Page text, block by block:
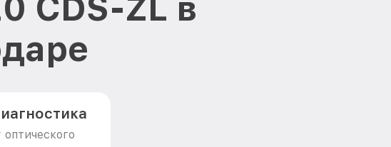
CDS-ZL в